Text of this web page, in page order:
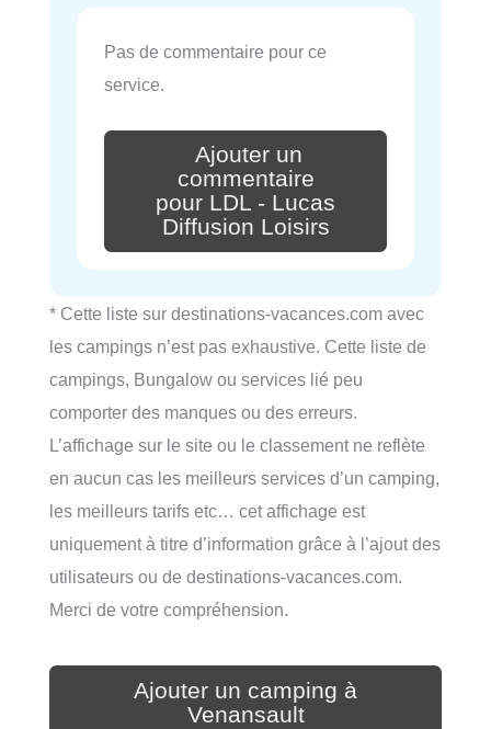
Pas de commentaire pour ce
service.
Ajouter un
commentaire
pour LDL - Lucas
Diffusion Loisirs
* Cette liste sur destinations-vacances.com avec
les campings n’est pas exhaustive. Cette liste de
campings, Bungalow ou services lié peu
comporter des manques ou des erreurs.
L’affichage sur le site ou le classement ne reflète
en aucun cas les meilleurs services d’un camping,
les meilleurs tarifs etc… cet affichage est
uniquement à titre d’information grâce à l’ajout des
utilisateurs ou de destinations-vacances.com.
Merci de votre compréhension.
Ajouter un camping à
Venansault